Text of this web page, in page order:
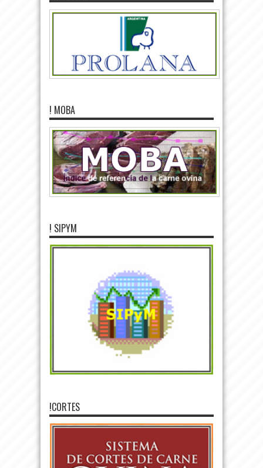
! MOBA
! SIPYM
!CORTES